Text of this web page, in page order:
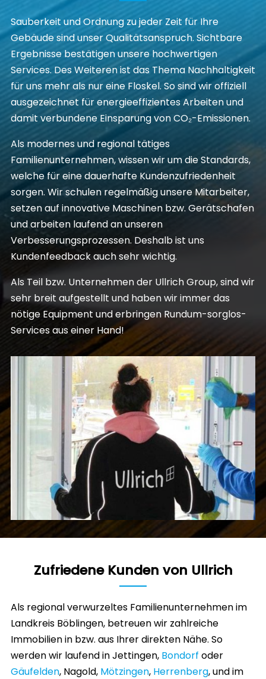
Sauberkeit und Ordnung zu jeder Zeit für Ihre
Gebäude sind unser Qualitätsanspruch. Sichtbare
Ergebnisse bestätigen unsere hochwertigen
Services. Des Weiteren ist das Thema Nachhaltigkeit
für uns mehr als nur eine Floskel. So sind wir offiziell
ausgezeichnet für energieeffizientes Arbeiten und
damit verbundene Einsparung von CO₂-Emissionen.
Als modernes und regional tätiges
Familienunternehmen, wissen wir um die Standards,
welche für eine dauerhafte Kundenzufriedenheit
sorgen. Wir schulen regelmäßig unsere Mitarbeiter,
setzen auf innovative Maschinen bzw. Gerätschafen
und arbeiten laufend an unseren
Verbesserungsprozessen. Deshalb ist uns
Kundenfeedback auch sehr wichtig.
Als Teil bzw. Unternehmen der UllrichGroup, sind wir
sehr breit aufgestellt und haben wir immer das
nötige Equipment und erbringen Rundum-sorglos-
Services aus einer Hand!
Zufriedene Kunden von Ullrich
Als regional verwurzeltes Familienunternehmen im
Landkreis Böblingen, betreuen wir zahlreiche
Immobilien in bzw. aus Ihrer direkten Nähe. So
werden wir laufend in Jettingen, Bondorf oder
Gäufelden, Nagold, Mötzingen, Herrenberg, und im